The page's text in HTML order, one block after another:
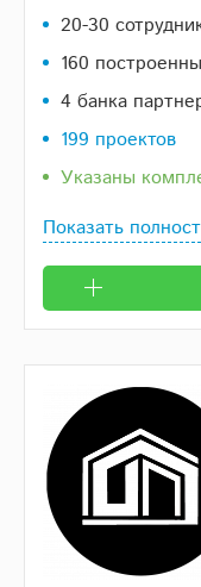
20-30
160
4 банка
199 проектов
Указаны
Показать